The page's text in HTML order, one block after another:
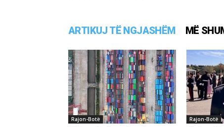
ARTIKUJ TË NGJASHËM MË
Rajon-Botë Rajon-Botë